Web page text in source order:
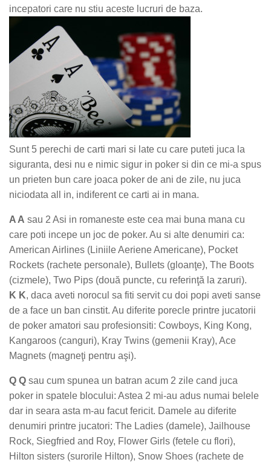
incepatori care nu stiu aceste lucruri de baza.
Sunt 5 perechi de carti mari si late cu care puteti juca la
siguranta, desi nu e nimic sigur in poker si din ce mi-a spus
un prieten bun care joaca poker de ani de zile, nu juca
niciodata all in, indiferent ce carti ai in mana.
A A sau 2 Asi in romaneste este cea mai buna mana cu
care poti incepe un joc de poker. Au si alte denumiri ca:
American Airlines (Liniile Aeriene Americane), Pocket
Rockets (rachete personale), Bullets (gloanţe), The Boots
(cizmele), Two Pips (două puncte, cu referinţă la zaruri).
K K, daca aveti norocul sa fiti servit cu doi popi aveti sanse
de a face un ban cinstit. Au diferite porecle printre jucatorii
de poker amatori sau profesionsiti: Cowboys, King Kong,
Kangaroos (canguri), Kray Twins (gemenii Kray), Ace
Magnets (magneţi pentru aşi).
Q Q sau cum spunea un batran acum 2 zile cand juca
poker in spatele blocului: Astea 2 mi-au adus numai belele
dar in seara asta m-au facut fericit. Damele au diferite
denumiri printre jucatori: The Ladies (damele), Jailhouse
Rock, Siegfried and Roy, Flower Girls (fetele cu flori),
Hilton sisters (surorile Hilton), Snow Shoes (rachete de